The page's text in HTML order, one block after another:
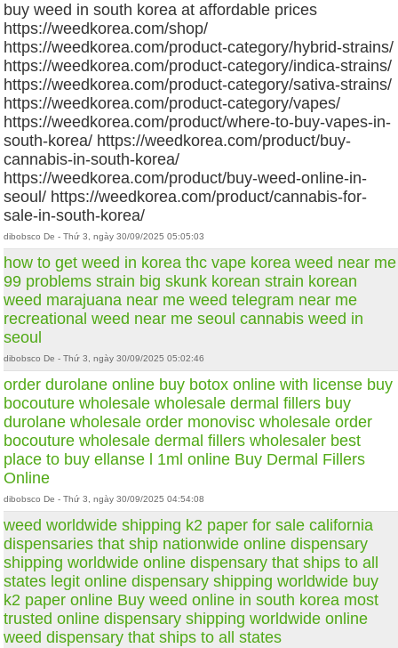
buy weed in south korea at affordable prices
https://weedkorea.com/shop/
https://weedkorea.com/product-category/hybrid-strains/
https://weedkorea.com/product-category/indica-strains/
https://weedkorea.com/product-category/sativa-strains/
https://weedkorea.com/product-category/vapes/
https://weedkorea.com/product/where-to-buy-vapes-in-
south-korea/ https://weedkorea.com/product/buy-
cannabis-in-south-korea/
https://weedkorea.com/product/buy-weed-online-in-
seoul/ https://weedkorea.com/product/cannabis-for-
sale-in-south-korea/
dibobsco De - Thứ 3, ngày 30/09/2025 05:05:03
how to get weed in korea thc vape korea weed near me
99 problems strain big skunk korean strain korean
weed marajuana near me weed telegram near me
recreational weed near me seoul cannabis weed in
seoul
dibobsco De - Thứ 3, ngày 30/09/2025 05:02:46
order durolane online buy botox online with license buy
bocouture wholesale wholesale dermal fillers buy
durolane wholesale order monovisc wholesale order
bocouture wholesale dermal fillers wholesaler best
place to buy ellanse l 1ml online Buy Dermal Fillers
Online
dibobsco De - Thứ 3, ngày 30/09/2025 04:54:08
weed worldwide shipping k2 paper for sale california
dispensaries that ship nationwide online dispensary
shipping worldwide online dispensary that ships to all
states legit online dispensary shipping worldwide buy
k2 paper online Buy weed online in south korea most
trusted online dispensary shipping worldwide online
weed dispensary that ships to all states